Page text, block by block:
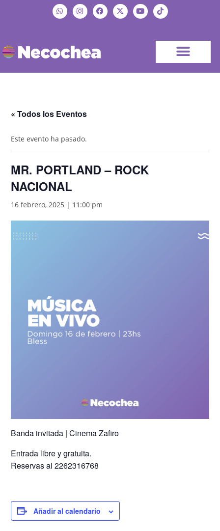
« Todos los Eventos
Este evento ha pasado.
MR. PORTLAND – ROCK
NACIONAL
16 febrero, 2025 | 11:00 pm
Banda invitada | Cinema Zafiro
Entrada libre y gratuita.
Reservas al 2262316768
Añadir al calendario